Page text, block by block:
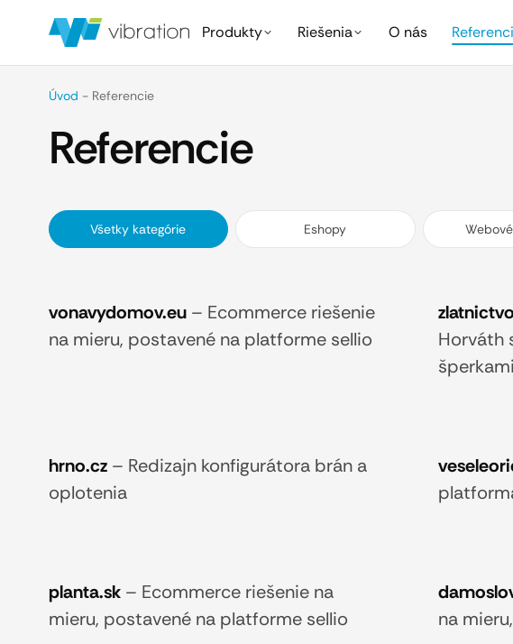
Produkty Riešenia O nás
Úvod - Referencie
Referencie
Všetky kategórie Eshopy
vonavydomov.eu– Ecommerce riešenie
na mieru, postavené na platforme sellio
Horváth
hrno.cz– Redizajn konfigurátora brán a
oplotenia
planta.sk– Ecommerce riešenie na
mieru, postavené na platforme sellio
na